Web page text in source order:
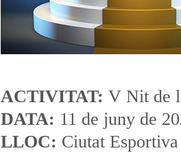
ACTIVITAT: V Nit de
DATA: 11 de juny de
LLOC: Ciutat